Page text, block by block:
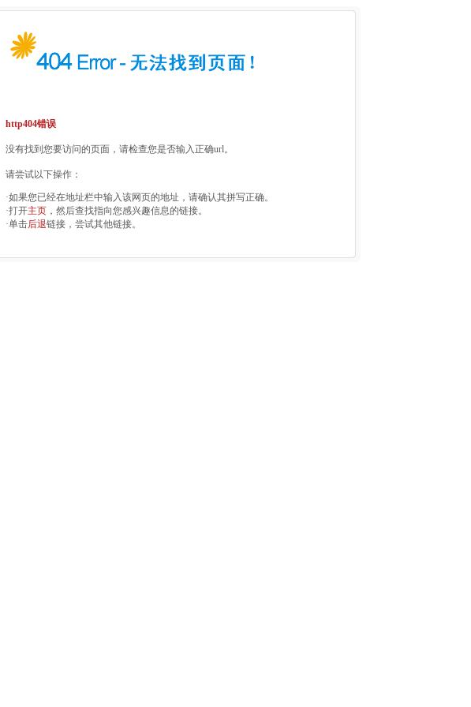
http404错误
没有找到您要访问的页面，请检查您是否输入正确url。
请尝试以下操作：
·如果您已经在地址栏中输入该网页的地址，请确认其拼写正确。
·打开主页 ，然后查找指向您感兴趣信息的链接。
·单击后退链接，尝试其他链接。